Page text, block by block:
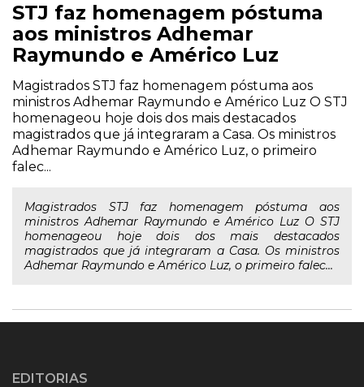
STJ faz homenagem póstuma
aos ministros Adhemar
Raymundo e Américo Luz
Magistrados STJ faz homenagem póstuma aos
ministros Adhemar Raymundo e Américo Luz O STJ
homenageou hoje dois dos mais destacados
magistrados que já integraram a Casa. Os ministros
Adhemar Raymundo e Américo Luz, o primeiro
falec...
Magistrados STJ faz homenagem póstuma aos
ministros Adhemar Raymundo e Américo Luz O STJ
homenageou hoje dois dos mais destacados
magistrados que já integraram a Casa. Os ministros
Adhemar Raymundo e Américo Luz, o primeiro falec...
EDITORIAS